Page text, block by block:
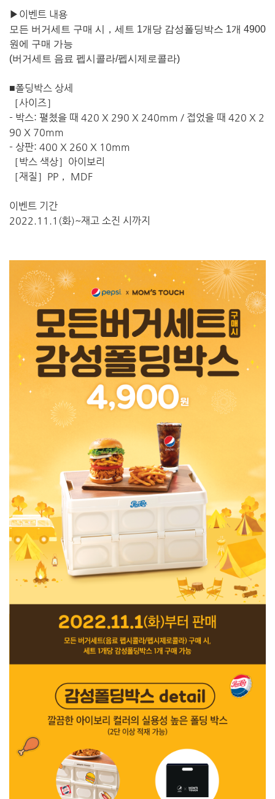
▶이벤트 내용
모든 버거세트 구매 시，세트 1개당 감성폴딩박스 1개 4900
원에 구매 가능
(버거세트 음료 펩시콜라/펩시제로콜라)
■폴딩박스 상세
［사이즈］
- 박스: 펼쳤을 때 420 X 290 X 240mm / 접었을 때 420 X 2
90 X 70mm
- 상판: 400 X 260 X 10mm
［박스 색상］아이보리
［재질］PP， MDF
이벤트 기간
2022.11.1(화)~재고 소진 시까지